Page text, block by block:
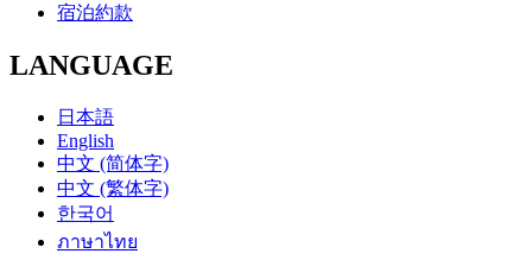
宿泊約款
LANGUAGE
日本語
English
中文 (简体字)
中文 (繁体字)
한국어
ภาษาไทย